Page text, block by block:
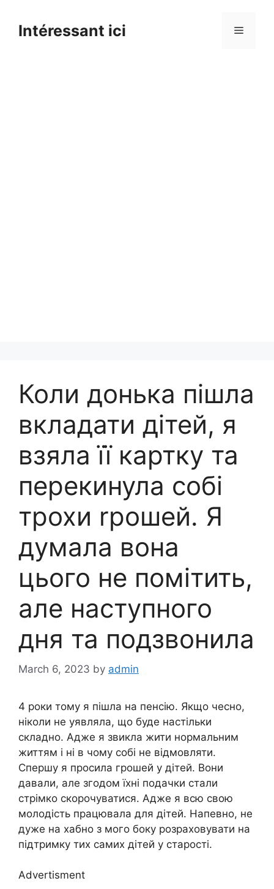
contentIntéressant ici Menu
Коли донька пішла
вкладати дітей, я
взяла її картку та
перекинула собі
трохи rрошей. Я
думала вона
цього не помітить,
але наступного
дня та подзвонила
March 6, 2023 by admin
4 роки тому я пішла на пенсію. Якщо чесно,
ніколи не уявляла, що буде настільки
складно. Адже я звикла жити нормальним
життям і ні в чому собі не відмовляти.
Спершу я просила грошей у дітей. Вони
давали, але згодом їхні подачки стали
стрімко скорочуватися. Адже я всю свою
молодість працювала для дітей. Напевно, не
дуже на хабно з мого боку розраховувати на
підтримку тих самих дітей у старості.
Advertisment